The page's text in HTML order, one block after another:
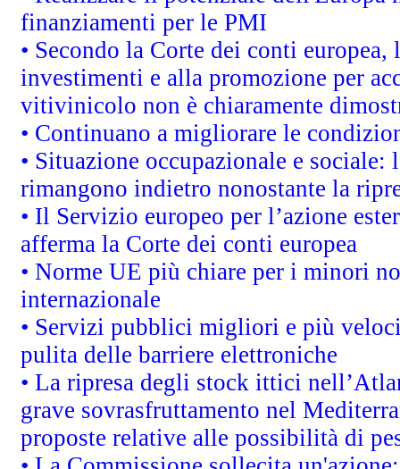
finanziamenti per le PMI
• Secondo la Corte dei conti
investimenti e alla promozione per
vitivinicolo non è chiaramente
• Continuano a migliorare le
• Situazione occupazionale e
rimangono indietro nonostante la
• Il Servizio europeo per l’azione
afferma la Corte dei conti europea
• Norme UE più chiare per i minori
internazionale
• Servizi pubblici migliori e più
pulita delle barriere elettroniche
• La ripresa degli stock ittici
grave sovrasfruttamento nel
proposte relative alle possibilità di